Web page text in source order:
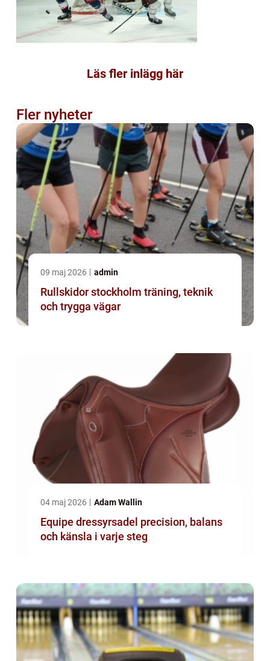
Läs fler inlägg här
Fler nyheter
09 maj 2026 admin
Rullskidor stockholm träning, teknik
och trygga vägar
04 maj 2026 Adam Wallin
Equipe dressyrsadel precision, balans
och känsla i varje steg